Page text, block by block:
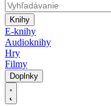
Knihy
E-knihy
Audioknihy
Hry
Filmy
Doplnky